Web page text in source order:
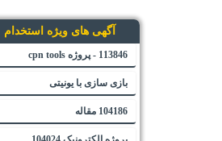
آگهی های ویژه استخدام
113846 - پروژه cpn tools
بازی سازی با یونیتی
104186 مقاله